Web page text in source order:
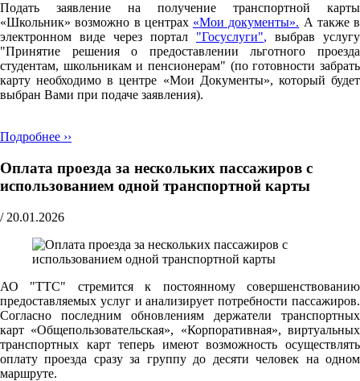
Подать заявление на получение транспортной карты
«Школьник» возможно в центрах «Мои документы». А также в
электронном виде через портал "Госуслуги", выбрав услугу
"Принятие решения о предоставлении льготного проезда
студентам, школьникам и пенсионерам" (по готовности забрать
карту необходимо в центре «Мои Документы», который будет
выбран Вами при подаче заявления).
Подробнее ››
Оплата проезда за нескольких пассажиров с
использованием одной транспортной карты
/ 20.01.2026
АО "ТТС" стремится к постоянному совершенствованию
предоставляемых услуг и анализирует потребности пассажиров.
Согласно последним обновлениям держатели транспортных
карт «Общепользовательская», «Корпоративная», виртуальных
транспортных карт теперь имеют возможность осуществлять
оплату проезда сразу за группу до десяти человек на одном
маршруте.